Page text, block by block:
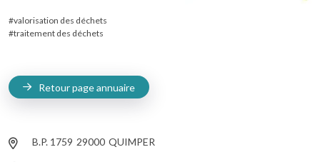
valorisation des déchets
traitement des déchets
Retour page annuaire
B.P. 1759 29000 QUIMPER